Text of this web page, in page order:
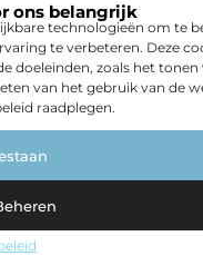
ons belangrijk
technologieën om te
te verbeteren. Deze
doeleinden, zoals het tonen
van het gebruik van de
raadplegen.
voor jouw bedrijf